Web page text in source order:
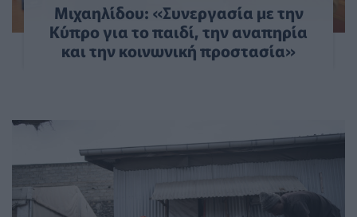
Μιχαηλίδου: «Συνεργασία με την
Κύπρο για το παιδί, την αναπηρία
και την κοινωνική προστασία»